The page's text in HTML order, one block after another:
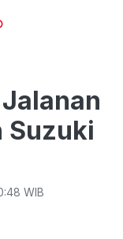
Suzuki
WIB